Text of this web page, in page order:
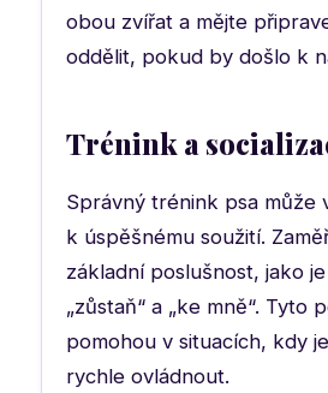
obou zvířat a mějte
oddělit, pokud by došlo k
Trénink a
Správný trénink psa může
k úspěšnému soužití.
základní poslušnost, jako je
„zůstaň“ a „ke mně“. Tyto
pomohou v situacích, kdy
rychle ovládnout.